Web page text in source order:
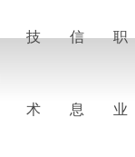
技
术
信
息
职
业